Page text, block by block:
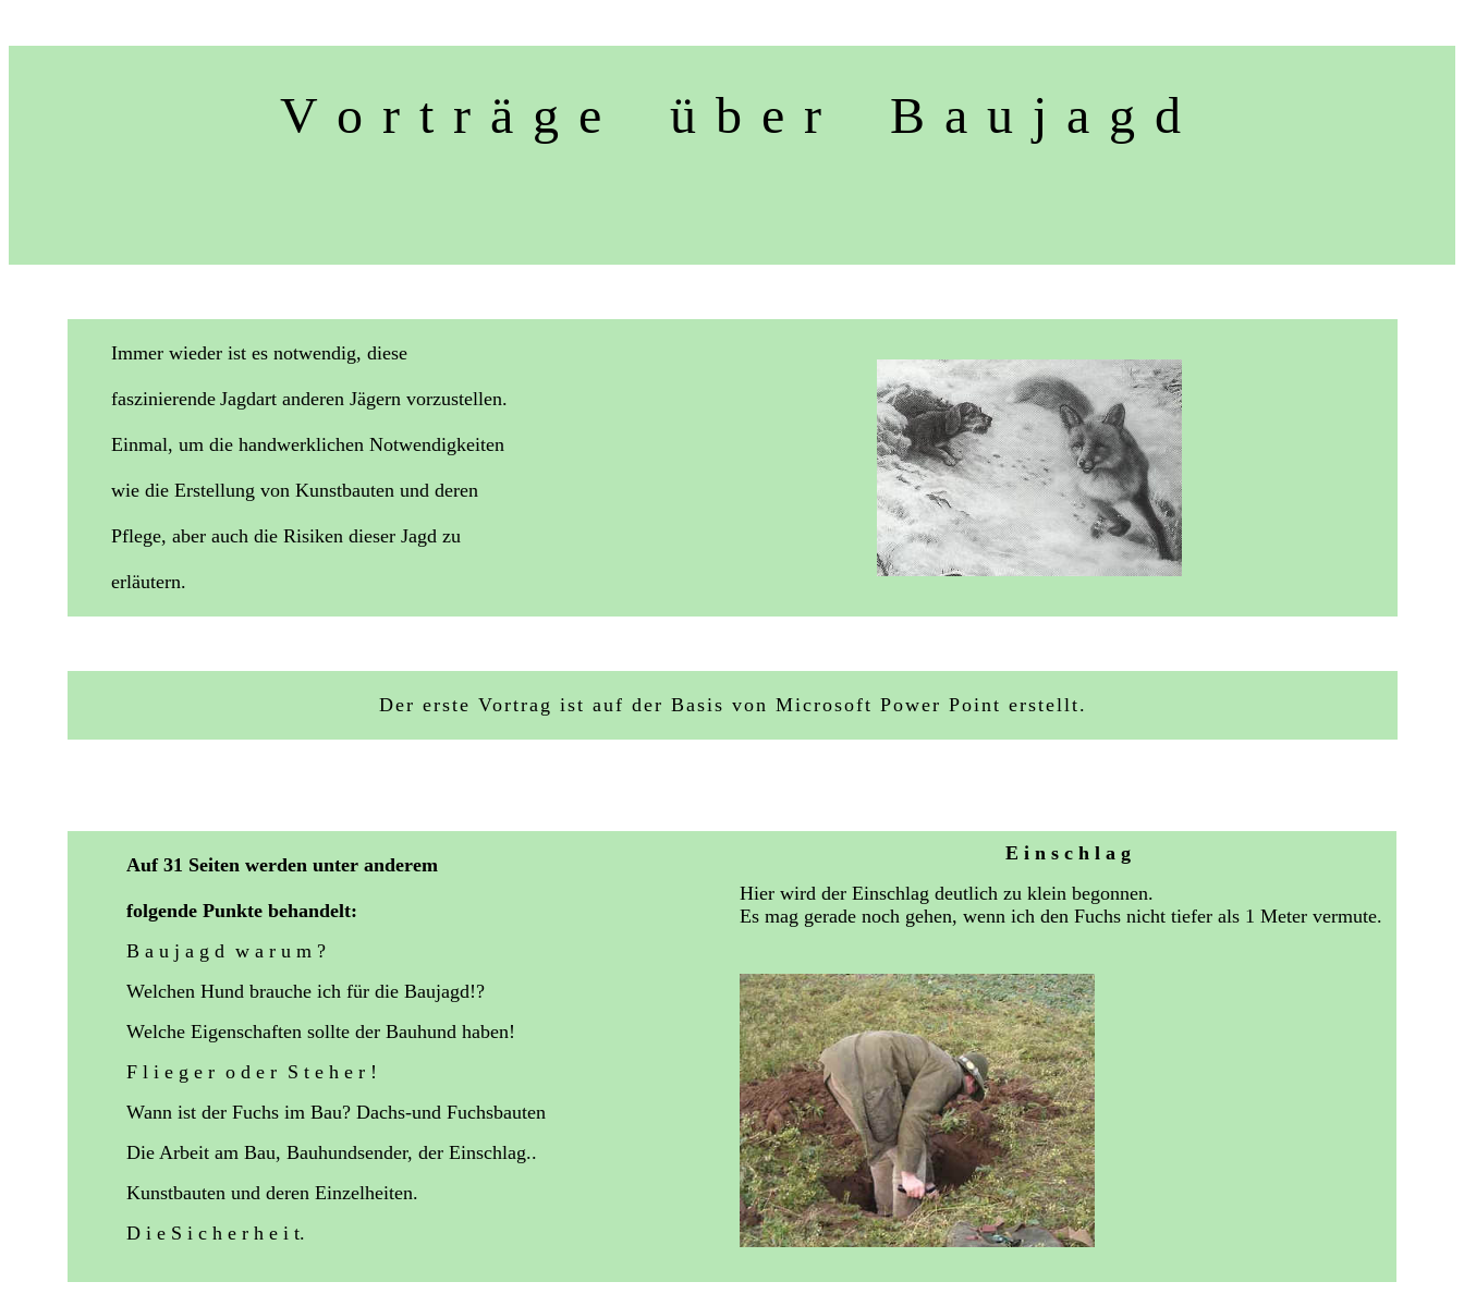
V o r t r ä g e ü b e r B a u j a g d
Immer wieder ist es notwendig, diese
faszinierende Jagdart anderen Jägern vorzustellen.
Einmal, um die handwerklichen Notwendigkeiten
wie die Erstellung von Kunstbauten und deren
Pflege, aber auch die Risiken dieser Jagd zu
erläutern.
Der erste Vortrag ist auf der Basis von Microsoft Power Point erstellt.
Auf 31 Seiten werden unter anderem
folgende Punkte behandelt:
B a u j a g d w a r u m ?
Welchen Hund brauche ich für die Baujagd!?
Welche Eigenschaften sollte der Bauhund haben!
F l i e g e r o d e r S t e h e r !
Wann ist der Fuchs im Bau? Dachs-und Fuchsbauten
Die Arbeit am Bau, Bauhundsender, der Einschlag..
Kunstbauten und deren Einzelheiten.
D i e S i c h e r h e i t.
E i n s c h l a g
Hier wird der Einschlag deutlich zu klein begonnen.
Es mag gerade noch gehen, wenn ich den Fuchs nicht tiefer als 1 Meter vermute.